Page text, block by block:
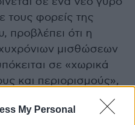
My Personal
τους φορείς της
προβλέπει ότι η
μισθώσεων
σε «χωρικά
και περιορισμούς»,
πίεση που δέχεται
χαρακτηριστικά